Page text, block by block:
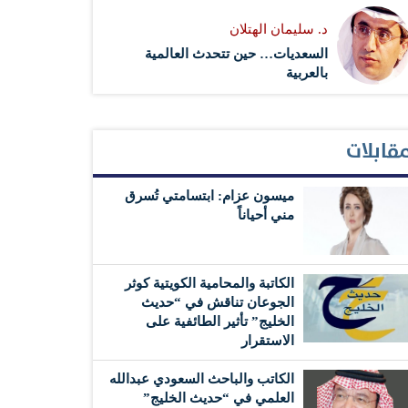
د. سليمان الهتلان
السعديات… حين تتحدث العالمية
بالعربية
ميسون عزام: ابتسامتي تُسرق
مني أحياناً
الكاتبة والمحامية الكويتية كوثر
الجوعان تناقش في “حديث
الخليج” تأثير الطائفية على
الاستقرار
الكاتب والباحث السعودي عبدالله
العلمي في “حديث الخليج”